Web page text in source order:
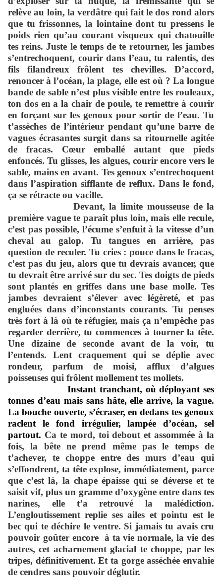
relève au loin, la verdâtre qui fait le dos rond alors
que tu frissonnes, la lointaine dont tu pressens le
poids rien qu’au courant visqueux qui chatouille
tes reins. Juste le temps de te retourner, les jambes
s’entrechoquent, courir dans l’eau, tu ralentis, des
fils filandreux frôlent tes chevilles. D’accord,
renoncer à l’océan, la plage, elle est où ? La longue
bande de sable n’est plus visible entre les rouleaux,
ton dos en a la chair de poule, te remettre à courir
en forçant sur les genoux pour sortir de l’eau. Tu
t’assèches de l’intérieur pendant qu’une barre de
vagues écrasantes surgit dans sa ritournelle agitée
de fracas. Cœur emballé autant que pieds
enfoncés. Tu glisses, les algues, courir encore vers le
sable, mains en avant. Tes genoux s’entrechoquent
dans l’aspiration sifflante de reflux. Dans le fond,
ça se rétracte ou vacille.
Devant, la limite mousseuse de la
première vague te paraît plus loin, mais elle recule,
c’est pas possible, l’écume s’enfuit à la vitesse d’un
cheval au galop. Tu tangues en arrière, pas
question de reculer. Tu cries : pouce dans le fracas,
c’est pas du jeu, alors que tu devrais avancer, que
tu devrait être arrivé sur du sec. Tes doigts de pieds
sont plantés en griffes dans une base molle. Tes
jambes devraient s’élever avec légèreté, et pas
engluées dans d’inconstants courants. Tu penses
très fort à là où te réfugier, mais ça n’empêche pas
regarder derrière, tu commences à tourner la tête.
Une dizaine de seconde avant de la voir, tu
l’entends. Lent craquement qui se déplie avec
rondeur, parfum de moisi, afflux d’algues
poisseuses qui frôlent mollement tes mollets.
Instant tranchant, où déployant ses
tonnes d’eau mais sans hâte, elle arrive, la vague.
La bouche ouverte, s’écraser, en dedans tes genoux
raclent le fond irrégulier, lampée d’océan, sel
partout. Ca te mord, toi debout et assommée à la
fois, la bête ne prend même pas le temps de
t’achever, te choppe entre des murs d’eau qui
s’effondrent, ta tête explose, immédiatement, parce
que c’est là, la chape épaisse qui se déverse et te
saisit vif, plus un gramme d’oxygène entre dans tes
narines, elle t’a retrouvé la malédiction.
L’engloutissement replie ses ailes et pointu est le
bec qui te déchire le ventre. Si jamais tu avais cru
pouvoir goûter encore à ta vie normale, la vie des
autres, cet acharnement glacial te choppe, par les
tripes, définitivement. Et ta gorge asséchée envahie
de cendres sans pouvoir déglutir.